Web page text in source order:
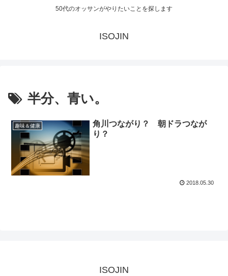
50代のオッサンがやりたいことを探します
ISOJIN
半分、青い。
趣味＆健康
角川つながり？ 朝ドラつなが
り？
2018.05.30
ISOJIN